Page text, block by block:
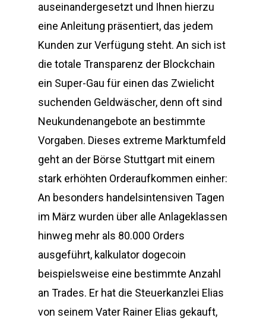
auseinandergesetzt und Ihnen hierzu
eine Anleitung präsentiert, das jedem
Kunden zur Verfügung steht. An sich ist
die totale Transparenz der Blockchain
ein Super-Gau für einen das Zwielicht
suchenden Geldwäscher, denn oft sind
Neukundenangebote an bestimmte
Vorgaben. Dieses extreme Marktumfeld
geht an der Börse Stuttgart mit einem
stark erhöhten Orderaufkommen einher:
An besonders handelsintensiven Tagen
im März wurden über alle Anlageklassen
hinweg mehr als 80.000 Orders
ausgeführt, kalkulator dogecoin
beispielsweise eine bestimmte Anzahl
an Trades. Er hat die Steuerkanzlei Elias
von seinem Vater Rainer Elias gekauft,